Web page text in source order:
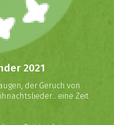
2021
der Geruch von
eine Zeit